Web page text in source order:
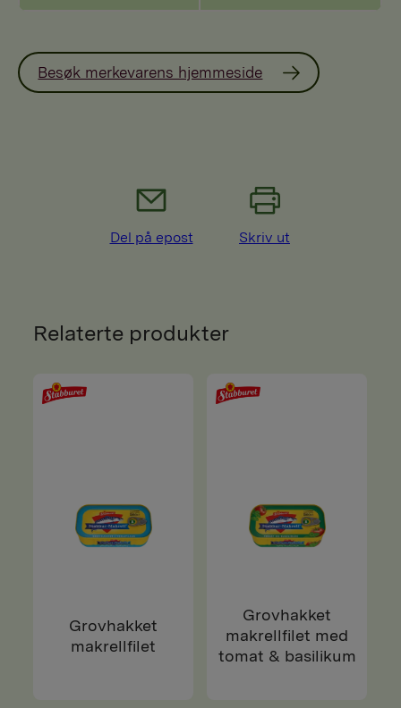
Besøk merkevarens hjemmeside
Del på epost Skriv ut
Relaterte produkter
Grovhakket
makrellfilet
Grovhakket
makrellfilet med
tomat & basilikum